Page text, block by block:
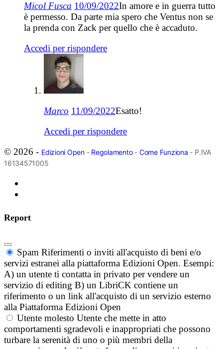
Micol Fusca 10/09/2022In amore e in guerra tutto
è permesso. Da parte mia spero che Ventus non se
la prenda con Zack per quello che è accaduto.
Accedi per rispondere
Marco 11/09/2022Esatto!
Accedi per rispondere
© 2026 - Edizioni Open- Regolamento- Come Funziona - P.IVA
16134571005
Report
Spam Riferimenti o inviti all'acquisto di beni e/o
servizi estranei alla piattaforma Edizioni Open. Esempi:
A) un utente ti contatta in privato per vendere un
servizio di editing B) un LibriCK contiene un
riferimento o un link all'acquisto di un servizio esterno
alla Piattaforma Edizioni Open
Utente molesto Utente che mette in atto
comportamenti sgradevoli e inappropriati che possono
turbare la serenità di uno o più membri della